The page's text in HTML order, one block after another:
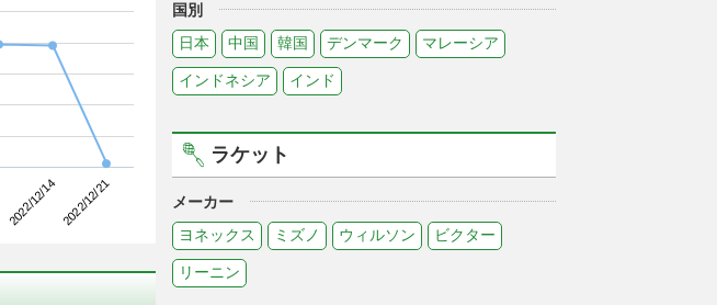
2022/12/14 2022/12/21
国別
日本
中国 韓国 デンマーク マレーシア
インドネシア インド
ラケット
メーカー
ヨネックス
ミズノ ウィルソン ビクター
リーニン